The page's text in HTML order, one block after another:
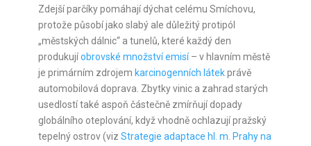
Zdejší parčíky pomáhají dýchat celému Smíchovu,
protože působí jako slabý ale důležitý protipól
„městských dálnic“ a tunelů, které každý den
produkujíobrovské množství emisí– v hlavním městě
je primárním zdrojem karcinogenních látekprávě
automobilová doprava. Zbytky vinic a zahrad starých
usedlostí také aspoň částečně zmírňují dopady
globálního oteplování, když vhodně ochlazují pražský
tepelný ostrov (viz Strategie adaptace hl. m. Prahy na